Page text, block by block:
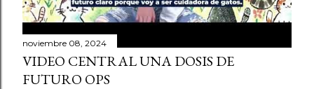
noviembre 08, 2024
VIDEO CENTRAL UNA DOSIS DE
FUTURO OPS